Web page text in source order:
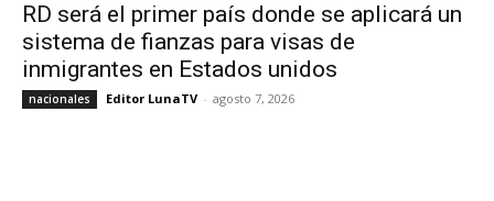
RD será el primer país donde se aplicará un
sistema de fianzas para visas de
inmigrantes en Estados unidos
nacionales Editor LunaTV - agosto 7, 2026